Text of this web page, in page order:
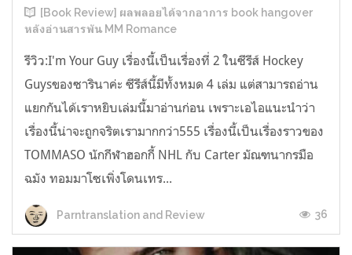
[Book Review] ผลพลอยได้จากอาการ book hangover
หลังอ่านสารพัน MM Romance
รีวิว:I'm Your Guy เรื่องนี้เป็นเรื่องที่ 2 ในซีรีส์ Hockey
Guysของซารินาค่ะ ซีรีส์นี้มีทั้งหมด 4 เล่ม แต่สามารถอ่าน
แยกกันได้เราหยิบเล่มนี้มาอ่านก่อน เพราะเอไอแนะนำว่า
เรื่องนี้น่าจะถูกจริตเรามากกว่า555 เรื่องนี้เป็นเรื่องราวของ
TOMMASO นักกีฬาฮอกกี้ NHL กับ Carter มัณฑนากรมือ
ฉมัง ทอมมาโซเพิ่งโดนเทร...
Parntranslation and Review 36